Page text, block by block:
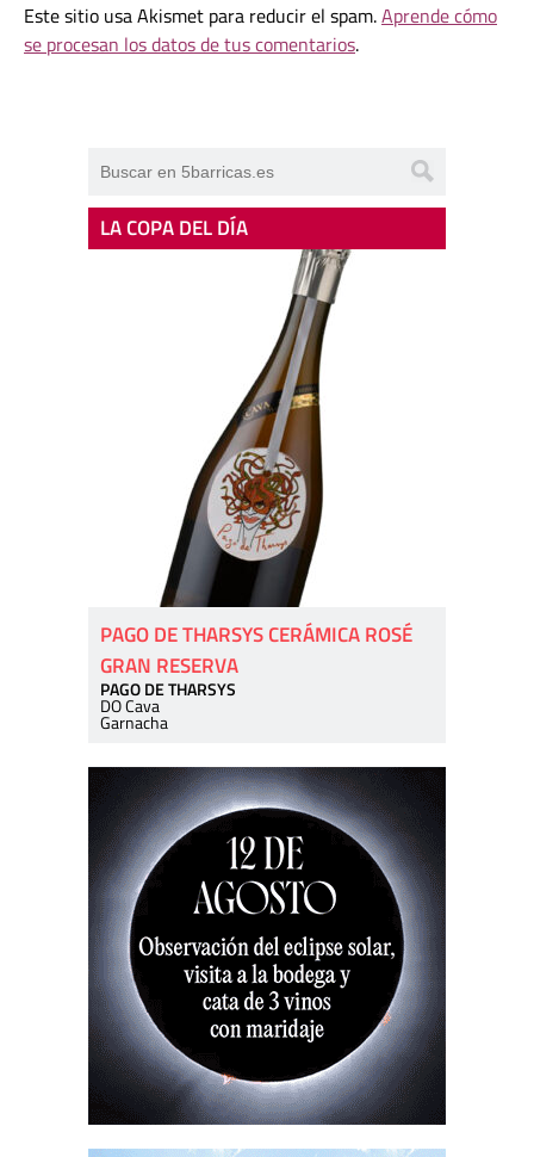
Este sitio usa Akismet para reducir el spam.Aprende cómo
se procesan los datos de tus comentarios.
LA COPA DEL DÍA
PAGO DE THARSYS CERÁMICA ROSÉ
GRAN RESERVA
PAGO DE THARSYS
DO Cava
Garnacha